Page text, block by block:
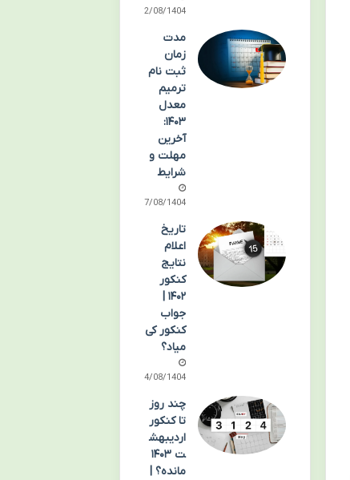
12/08/1404
مدت
زمان
ثبت نام
ترمیم
معدل
۱۴۰۳:
آخرین
مهلت و
شرایط
07/08/1404
تاریخ
اعلام
نتایج
کنکور
۱۴۰۲ |
جواب
کنکور کی
میاد؟
04/08/1404
چند روز
تا کنکور
اردیبهش
ت ۱۴۰۳
مانده؟ |